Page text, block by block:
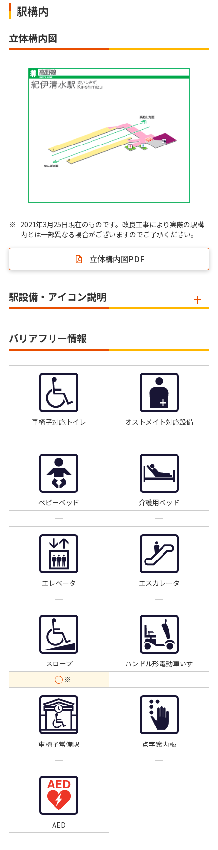
駅構内
立体構内図
※
2021年3月25日現在のものです。改良工事により実際の駅構
内とは一部異なる場合がございますのでご了承ください。
立体構内図PDF
駅設備・アイコン説明
バリアフリー情報
車椅子対応トイレ オストメイト対応設備
ベビーベッド 介護用ベッド
エレベータ エスカレータ
スロープ ハンドル形電動車いす
車椅子常備駅 点字案内板
AED